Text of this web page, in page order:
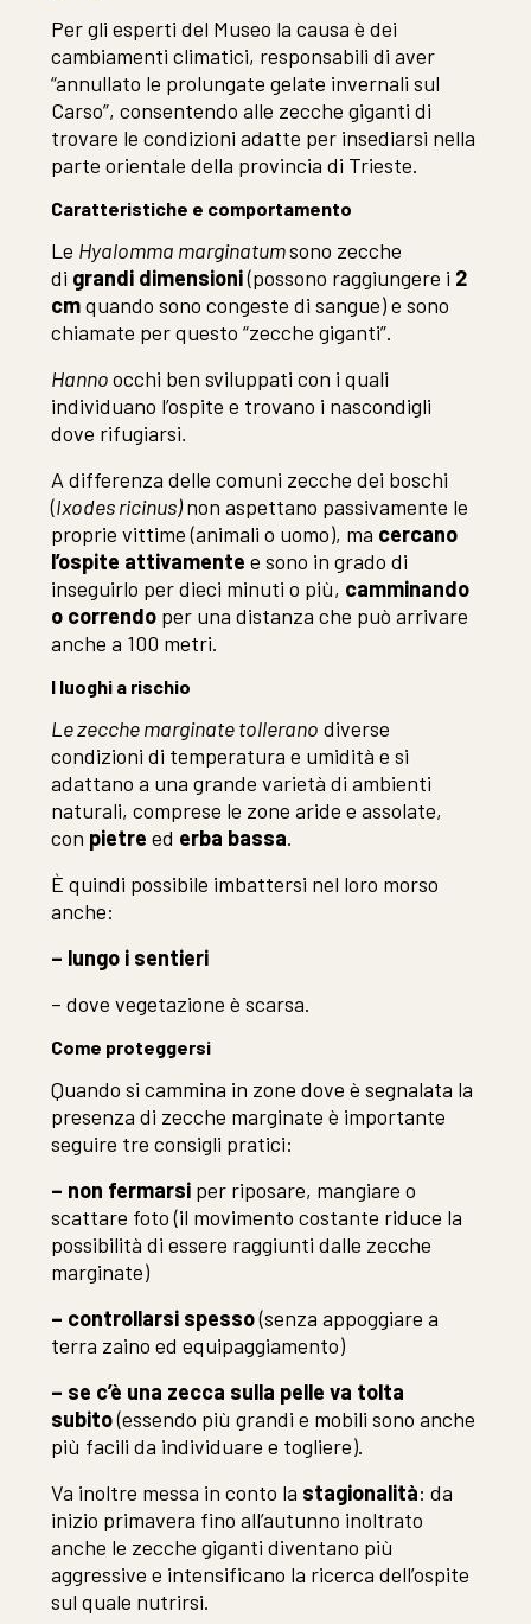
Per gli esperti del Museo la causa è dei
cambiamenti climatici, responsabili di aver
“annullato le prolungate gelate invernali sul
Carso”, consentendo alle zecche giganti di
trovare le condizioni adatte per insediarsi nella
parte orientale della provincia di Trieste.
Caratteristiche e comportamento
Le Hyalomma marginatumsono zecche
di grandi dimensioni(possono raggiungere i 2
cmquando sono congeste di sangue) e sono
chiamate per questo “zecche giganti”.
Hannoocchi ben sviluppati con i quali
individuano l’ospite e trovano i nascondigli
dove rifugiarsi.
A differenza delle comuni zecche dei boschi
(Ixodes ricinus)non aspettano passivamente le
proprie vittime (animali o uomo), ma cercano
l’ospite attivamente e sono in grado di
inseguirlo per dieci minuti o più, camminando
o correndo per una distanza che può arrivare
anche a 100 metri.
I luoghi a rischio
Le zecche marginate tollerano diverse
condizioni di temperatura e umidità e si
adattano a una grande varietà di ambienti
naturali, comprese le zone aride e assolate,
con pietre ed erba bassa.
È quindi possibile imbattersi nel loro morso
anche:
– lungo i sentieri
– dove vegetazione è scarsa.
Come proteggersi
Quando si cammina in zone dove è segnalata la
presenza di zecche marginate è importante
seguire tre consigli pratici:
– non fermarsi per riposare, mangiare o
scattare foto (il movimento costante riduce la
possibilità di essere raggiunti dalle zecche
marginate)
– controllarsi spesso(senza appoggiare a
terra zaino ed equipaggiamento)
– se c’è una zecca sulla pelle va tolta
subito(essendo più grandi e mobili sono anche
più facili da individuare e togliere).
Va inoltre messa in conto la stagionalità: da
inizio primavera fino all’autunno inoltrato
anche le zecche giganti diventano più
aggressive e intensificano la ricerca dell’ospite
sul quale nutrirsi.